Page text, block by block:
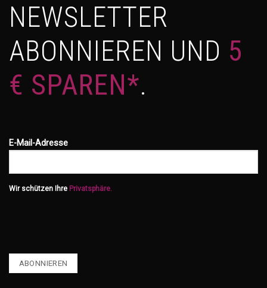
NEWSLETTER
ABONNIEREN UND 5
€ SPAREN*.
E-Mail-Adresse
Wir schützen Ihre Privatsphäre.